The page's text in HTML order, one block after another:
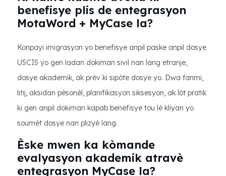
benefisye plis de entegrasyon
MotaWord + MyCase la?
Konpayi imigrasyon yo benefisye anpil paske anpil dosye
USCIS yo gen ladan dokiman sivil nan lang etranje,
dosye akademik, ak prèv ki sipòte dosye yo. Dwa fanmi,
litij, aksidan pèsonèl, planifikasyon siksesyon, ak lòt pratik
ki gen anpil dokiman kapab benefisye tou lè kliyan yo
soumèt dosye nan plizyè lang.
Èske mwen ka kòmande
evalyasyon akademik atravè
entegrasyon MyCase la?